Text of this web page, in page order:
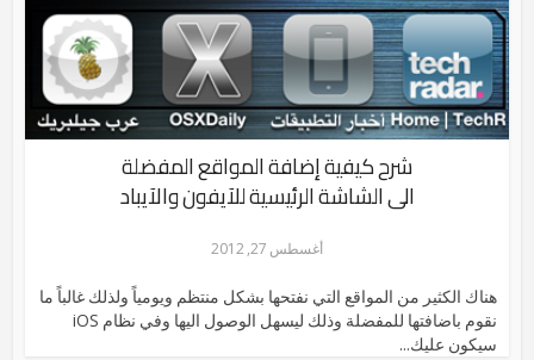
شرح كيفية إضافة المواقع المفضلة
الى الشاشة الرئيسية للآيفون والآيباد
أغسطس 27, 2012
هناك الكثير من المواقع التي نفتحها بشكل منتظم ويومياً ولذلك غالباً ما
نقوم باضافتها للمفضلة وذلك ليسهل الوصول اليها وفي نظام iOS
سيكون عليك...